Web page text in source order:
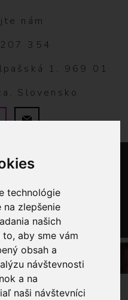
technológie
na zlepšenie
našich
aby sme vám
obsah a
návštevnosti
a na
naši návštevníci
nám
354
1, 969 01
Slovensko
NITE